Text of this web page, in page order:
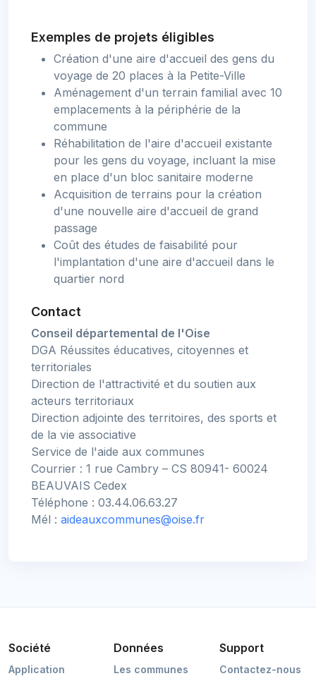
Exemples de projets éligibles
Création d'une aire d'accueil des gens du
voyage de 20 places à la Petite-Ville
Aménagement d'un terrain familial avec 10
emplacements à la périphérie de la
commune
Réhabilitation de l'aire d'accueil existante
pour les gens du voyage, incluant la mise
en place d'un bloc sanitaire moderne
Acquisition de terrains pour la création
d'une nouvelle aire d'accueil de grand
passage
Coût des études de faisabilité pour
l'implantation d'une aire d'accueil dans le
quartier nord
Contact
Conseil départemental de l'Oise
DGA Réussites éducatives, citoyennes et
territoriales
Direction de l'attractivité et du soutien aux
acteurs territoriaux
Direction adjointe des territoires, des sports et
de la vie associative
Service de l'aide aux communes
Courrier : 1 rue Cambry – CS 80941- 60024
BEAUVAIS Cedex
Téléphone : 03.44.06.63.27
Mél : aideauxcommunes@oise.fr
Société
Application
Données
Les communes
Support
Contactez-nous